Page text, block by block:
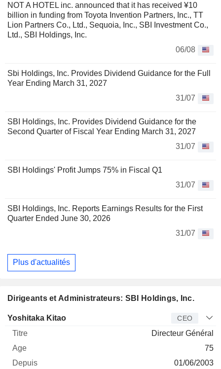
NOT A HOTEL inc. announced that it has received ¥10
billion in funding from Toyota Invention Partners, Inc., TT
Lion Partners Co., Ltd., Sequoia, Inc., SBI Investment Co.,
Ltd., SBI Holdings, Inc.
06/08
Sbi Holdings, Inc. Provides Dividend Guidance for the Full
Year Ending March 31, 2027
31/07
SBI Holdings, Inc. Provides Dividend Guidance for the
Second Quarter of Fiscal Year Ending March 31, 2027
31/07
SBI Holdings' Profit Jumps 75% in Fiscal Q1
31/07
SBI Holdings, Inc. Reports Earnings Results for the First
Quarter Ended June 30, 2026
31/07
Plus d'actualités
Dirigeants et Administrateurs: SBI Holdings, Inc.
Dirigeant Titre Age
Yoshitaka Kitao CEO
Directeur Général
75
01/06/2003